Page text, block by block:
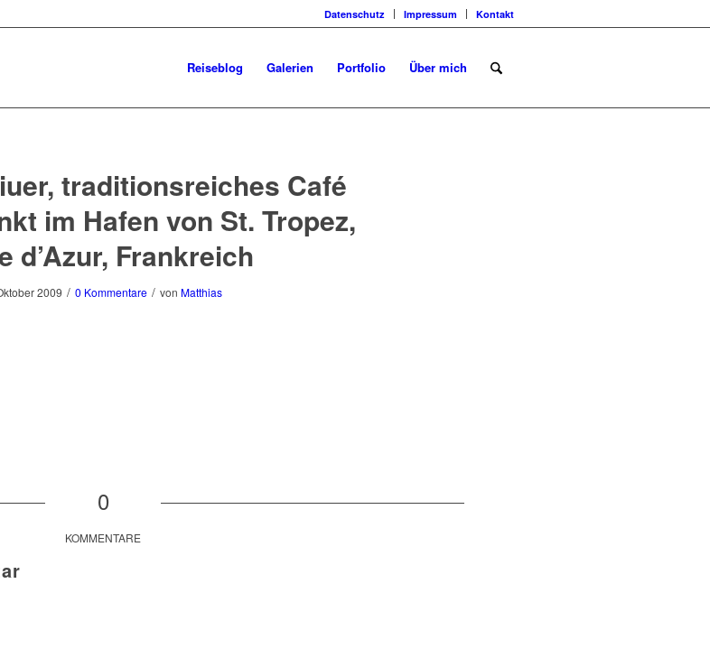
Datenschutz Impressum Kontakt
Reiseblog Galerien Portfolio Über mich
traditionsreiches Café
im Hafen von St. Tropez,
d’Azur, Frankreich
2009 / 0 Kommentare / von Matthias
0
KOMMENTARE